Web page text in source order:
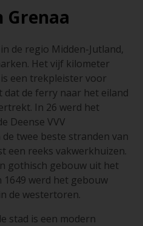
Grenaa
de regio Midden-Jutland,
Het vijf kilometer
een trekpleister voor
de ferry naar het eiland
In 26 werd het
Deense VVV
twee beste stranden van
een reeks vakwerkhuizen.
gothisch gebouw uit het
1649 werd het gebouw
de westertoren.
stad is een modern